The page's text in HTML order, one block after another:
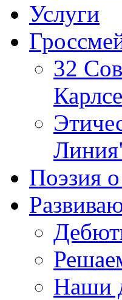
Услуги
32
Поэзия о
Наши